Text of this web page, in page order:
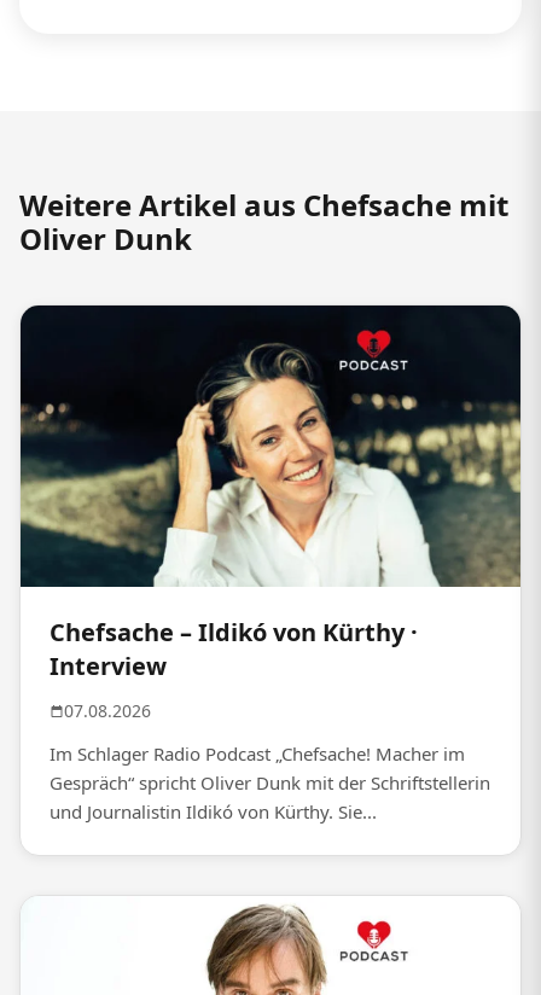
Weitere Artikel aus Chefsache mit
Oliver Dunk
Chefsache – Ildikó von Kürthy ·
Interview
07.08.2026
Im Schlager Radio Podcast „Chefsache! Macher im
Gespräch“ spricht Oliver Dunk mit der Schriftstellerin
und Journalistin Ildikó von Kürthy. Sie...